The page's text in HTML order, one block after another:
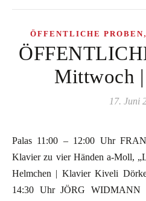
ÖFFENTLICHE PROBEN,
Mittwoch
17. Juni
Palas 11:00 – 12:00 Uhr FRANZ SCHUBERT Allegro für
Klavier zu vier Händen a-Moll,
Helmchen | Klavier Kiveli
14:30 Uhr JÖRG WIDMANN